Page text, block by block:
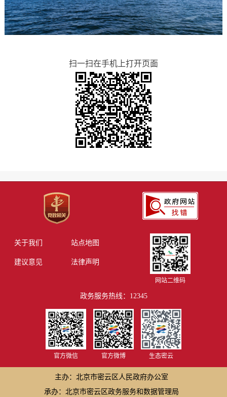
扫一扫在手机上打开页面
关于我们 站点地图
建议意见 法律声明
网站二维码
政务服务热线：12345
官方微信 官方微博 生态密云
主办：北京市密云区人民政府办公室
承办：北京市密云区政务服务和数据管理局